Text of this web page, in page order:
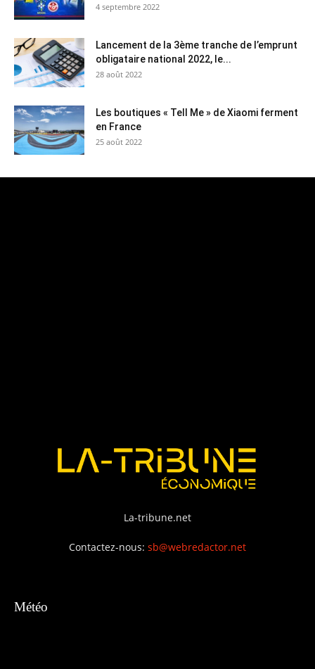
4 septembre 2022
Lancement de la 3ème tranche de l’emprunt
obligataire national 2022, le...
28 août 2022
Les boutiques « Tell Me » de Xiaomi ferment
en France
25 août 2022
La-tribune.net
Contactez-nous: sb@webredactor.net
Météo